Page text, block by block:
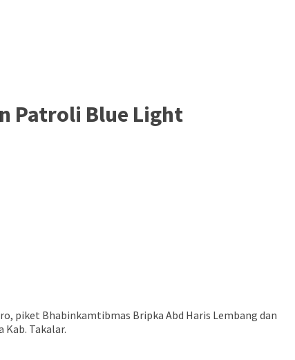
Patroli Blue Light
piket Bhabinkamtibmas Bripka Abd Haris Lembang dan
Takalar.